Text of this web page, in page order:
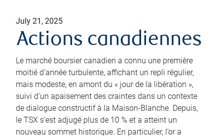
July 21, 2025
Actions canadiennes
Le marché boursier canadien a connu une première
moitié d’année turbulente, affichant un repli régulier,
mais modeste, en amont du « jour de la libération »,
suivi d’un apaisement des craintes dans un contexte
de dialogue constructif à la Maison-Blanche. Depuis,
le TSX s’est adjugé plus de 10 % et a atteint un
nouveau sommet historique. En particulier, l’or a